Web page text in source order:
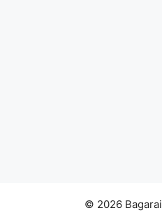
© 2026 Bagarai